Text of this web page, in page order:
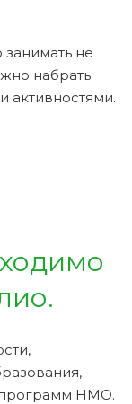
не
набрать
активностями.
программ НМО.